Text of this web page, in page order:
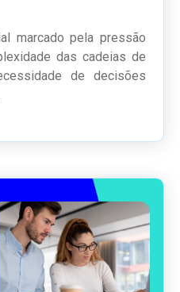
marcado pela pressão
das cadeias de
de decisões